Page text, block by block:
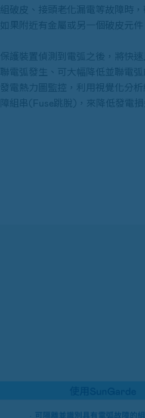
組破皮、接頭老化漏電等故障時
如果附近有金屬或另一個破皮元
保護裝置偵測到電弧之後，將快
聯電弧發生、可大幅降低並聯電
發電熱力圖監控，利用視覺化分
障組串(Fuse跳脫)，來降低發電損